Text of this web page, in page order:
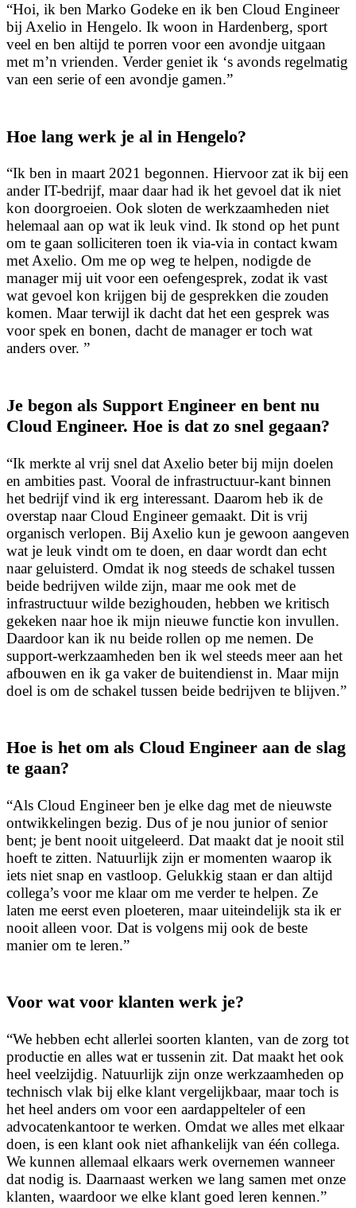
“Hoi, ik ben Marko Godeke en ik ben Cloud Engineer
bij Axelio in Hengelo. Ik woon in Hardenberg, sport
veel en ben altijd te porren voor een avondje uitgaan
met m’n vrienden. Verder geniet ik ‘s avonds regelmatig
van een serie of een avondje gamen.”
Hoe lang werk je al in Hengelo?
“Ik ben in maart 2021 begonnen. Hiervoor zat ik bij een
ander IT-bedrijf, maar daar had ik het gevoel dat ik niet
kon doorgroeien. Ook sloten de werkzaamheden niet
helemaal aan op wat ik leuk vind. Ik stond op het punt
om te gaan solliciteren toen ik via-via in contact kwam
met Axelio. Om me op weg te helpen, nodigde de
manager mij uit voor een oefengesprek, zodat ik vast
wat gevoel kon krijgen bij de gesprekken die zouden
komen. Maar terwijl ik dacht dat het een gesprek was
voor spek en bonen, dacht de manager er toch wat
anders over. ”
Je begon als Support Engineer en bent nu
Cloud Engineer. Hoe is dat zo snel gegaan?
“Ik merkte al vrij snel dat Axelio beter bij mijn doelen
en ambities past. Vooral de infrastructuur-kant binnen
het bedrijf vind ik erg interessant. Daarom heb ik de
overstap naar Cloud Engineer gemaakt. Dit is vrij
organisch verlopen. Bij Axelio kun je gewoon aangeven
wat je leuk vindt om te doen, en daar wordt dan echt
naar geluisterd. Omdat ik nog steeds de schakel tussen
beide bedrijven wilde zijn, maar me ook met de
infrastructuur wilde bezighouden, hebben we kritisch
gekeken naar hoe ik mijn nieuwe functie kon invullen.
Daardoor kan ik nu beide rollen op me nemen. De
support-werkzaamheden ben ik wel steeds meer aan het
afbouwen en ik ga vaker de buitendienst in. Maar mijn
doel is om de schakel tussen beide bedrijven te blijven.”
Hoe is het om als Cloud Engineer aan de slag
te gaan?
“Als Cloud Engineer ben je elke dag met de nieuwste
ontwikkelingen bezig. Dus of je nou junior of senior
bent; je bent nooit uitgeleerd. Dat maakt dat je nooit stil
hoeft te zitten. Natuurlijk zijn er momenten waarop ik
iets niet snap en vastloop. Gelukkig staan er dan altijd
collega’s voor me klaar om me verder te helpen. Ze
laten me eerst even ploeteren, maar uiteindelijk sta ik er
nooit alleen voor. Dat is volgens mij ook de beste
manier om te leren.”
Voor wat voor klanten werk je?
“We hebben echt allerlei soorten klanten, van de zorg tot
productie en alles wat er tussenin zit. Dat maakt het ook
heel veelzijdig. Natuurlijk zijn onze werkzaamheden op
technisch vlak bij elke klant vergelijkbaar, maar toch is
het heel anders om voor een aardappelteler of een
advocatenkantoor te werken. Omdat we alles met elkaar
doen, is een klant ook niet afhankelijk van één collega.
We kunnen allemaal elkaars werk overnemen wanneer
dat nodig is. Daarnaast werken we lang samen met onze
klanten, waardoor we elke klant goed leren kennen.”